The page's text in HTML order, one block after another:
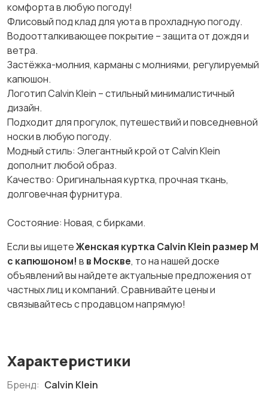
комфорта в любую погоду!
Флисовый под клад для уюта в прохладную погоду.
Водоотталкивающее покрытие – защита от дождя и
ветра.
Застёжка-молния, карманы с молниями, регулируемый
капюшон.
Логотип Calvin Klein – стильный минималистичный
дизайн.
Подходит для прогулок, путешествий и повседневной
носки в любую погоду.
Модный стиль: Элегантный крой от Calvin Klein
дополнит любой образ.
Качество: Оригинальная куртка, прочная ткань,
долговечная фурнитура.
Состояние: Новая, с бирками.
Если вы ищетеЖенская куртка Calvin Klein размер М
с капюшоном! в в Москве, то на нашей доске
объявлений вы найдете актуальные предложения от
частных лиц и компаний. Сравнивайте цены и
связывайтесь с продавцом напрямую!
Характеристики
Бренд: Calvin Klein